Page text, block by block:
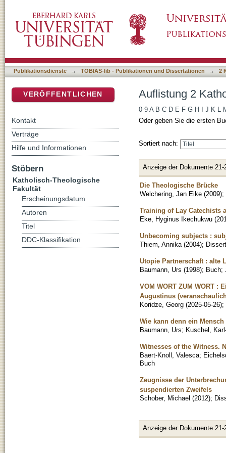
Publikationsdienste → TOBIAS-lib - Publikationen und Dissertationen → 2
Auflistung 2
0-9 A B C D E F G H J K L
Oder geben Sie die ersten
Sortiert nach:
Anzeige der Dokumente 21-
Die Theologische Brücke
Welchering, Jan Eike (2009);
Training of Lay Catechists
Eke, Hyginus Ikechukwu (
Unbecoming subjects :
Thiem, Annika (2004);
Utopie Partnerschaft : alte
Baumann, Urs (1998); Buch;
VOM WORT ZUM WORT
Augustinus
Koridze, Georg (2025-05-26);
Wie kann denn ein
Baumann, Urs; Kuschel,
Witnesses of the Witness.
Baert-Knoll, Valesca;
Buch
Zeugnisse der
suspendierten Zweifels
Schober, Michael (2012);
Anzeige der Dokumente 21-
VERÖFFENTLICHEN
Kontakt
Verträge
Hilfe und Informationen
Stöbern
Katholisch-Theologische
Fakultät
Erscheinungsdatum
Autoren
Titel
DDC-Klassifikation